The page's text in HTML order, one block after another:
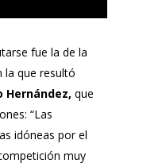
fue la de la
la que resultó
Hernández, que
“Las
idóneas por el
muy